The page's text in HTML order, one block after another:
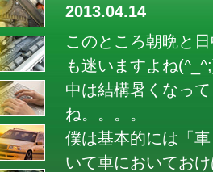
2013.04.14
このところ朝晩と
も迷いますよね
中は結構暑くなっ
ね。。。。
僕は基本的には「
いて車においてお